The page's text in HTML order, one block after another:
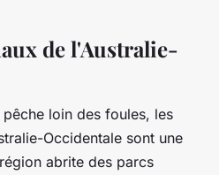
de l'Australie-
loin des foules, les
Occidentale sont une
abrite des parcs